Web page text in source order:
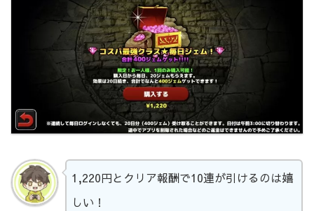
1,220円とクリア報酬で10連が引けるのは嬉
しい！